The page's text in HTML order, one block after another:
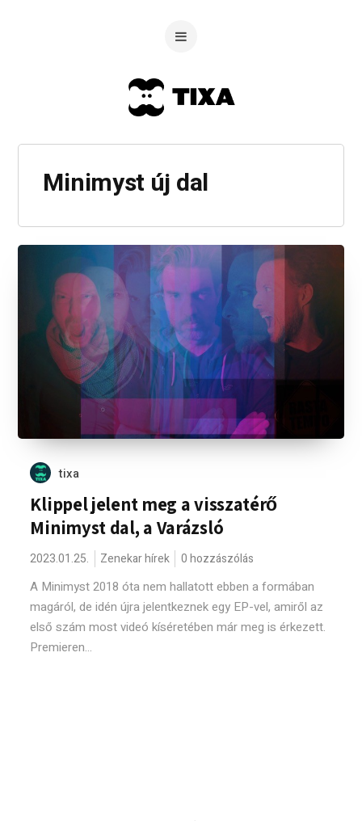
Minimyst új dal
tixa
Klippel jelent meg a visszatérő
Minimyst dal, a Varázsló
2023.01.25. Zenekar hírek 0 hozzászólás
A Minimyst 2018 óta nem hallatott ebben a formában
magáról, de idén újra jelentkeznek egy EP-vel, amiről az
első szám most videó kíséretében már meg is érkezett.
Premieren...